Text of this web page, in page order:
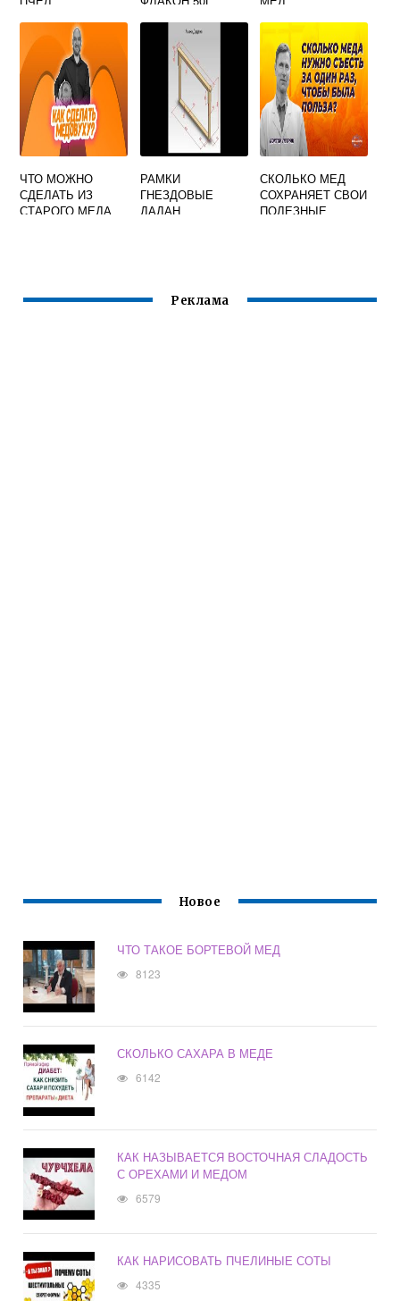
ЧТО МОЖНО
СДЕЛАТЬ ИЗ
СТАРОГО МЕДА
РАМКИ
ГНЕЗДОВЫЕ
ДАДАН
СКОЛЬКО МЕД
СОХРАНЯЕТ СВОИ
ПОЛЕЗНЫЕ
Реклама
Новое
ЧТО ТАКОЕ БОРТЕВОЙ МЕД
8123
СКОЛЬКО САХАРА В МЕДЕ
6142
КАК НАЗЫВАЕТСЯ ВОСТОЧНАЯ СЛАДОСТЬ
С ОРЕХАМИ И МЕДОМ
6579
КАК НАРИСОВАТЬ ПЧЕЛИНЫЕ СОТЫ
4335